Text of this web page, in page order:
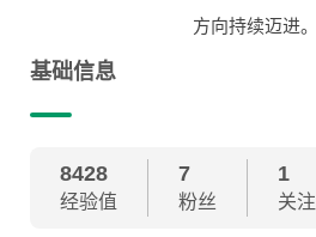
方向持续迈进。
基础信息
8428
经验值
7
粉丝
1
关注